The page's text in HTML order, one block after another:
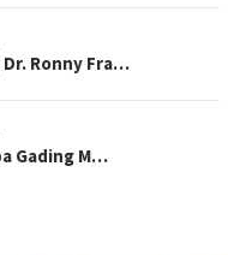
Ronny Fra…
Gading M…